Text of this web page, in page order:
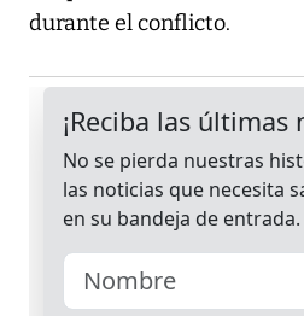
durante el conflicto.